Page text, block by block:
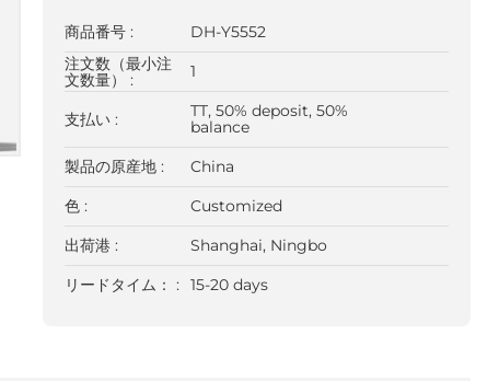
商品番号 :
DH-Y5552
注文数（最小注
文数量） :
1
支払い :
TT, 50% deposit, 50%
balance
製品の原産地 :
China
色 :
Customized
出荷港 :
Shanghai, Ningbo
リードタイム： :
15-20 days